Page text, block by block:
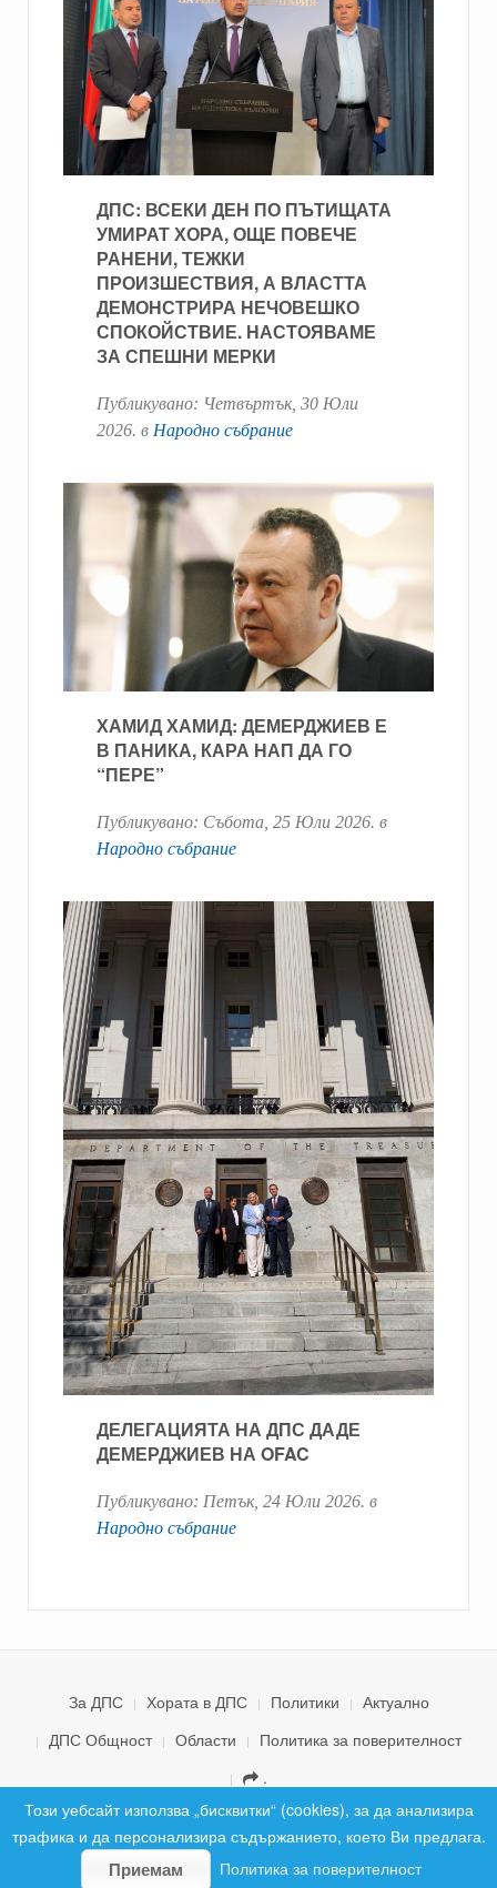
ДПС: ВСЕКИ ДЕН ПО ПЪТИЩАТА
УМИРАТ ХОРА, ОЩЕ ПОВЕЧЕ
РАНЕНИ, ТЕЖКИ
ПРОИЗШЕСТВИЯ, А ВЛАСТТА
ДЕМОНСТРИРА НЕЧОВЕШКО
СПОКОЙСТВИЕ. НАСТОЯВАМЕ
ЗА СПЕШНИ МЕРКИ
Публикувано: Четвъртък, 30 Юли
2026. в Народно събрание
ХАМИД ХАМИД: ДЕМЕРДЖИЕВ Е
В ПАНИКА, КАРА НАП ДА ГО
“ПЕРЕ”
Публикувано: Събота, 25 Юли 2026. в
Народно събрание
ДЕЛЕГАЦИЯТА НА ДПС ДАДЕ
ДЕМЕРДЖИЕВ НА OFAC
Публикувано: Петък, 24 Юли 2026. в
Народно събрание
За ДПС Хората в ДПС Политики
Актуално
ДПС Общност
Области
Политика за поверителност
.
© 2026 ДПС България. Всички права запазени.
Този уебсайт използва „бисквитки“ (cookies), за да анализира
трафика и да персонализира съдържанието, което Ви предлага.
Приемам Политика за поверителност